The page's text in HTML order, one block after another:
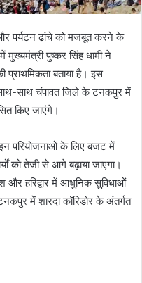
पर्यटन ढांचे को मजबूत करने के
मुख्यमंत्री पुष्कर सिंह धामी ने
प्राथमिकता बताया है। इस
साथ चंपावत जिले के टनकपुर में
किए जाएंगे।
इन परियोजनाओं के लिए बजट में
को तेजी से आगे बढ़ाया जाएगा।
और हरिद्वार में आधुनिक सुविधाओं
में शारदा कॉरिडोर के अंतर्गत